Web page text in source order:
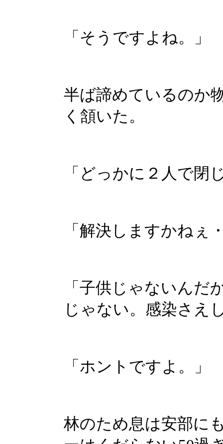
「そうですよね。」
半ば諦めているのか
く頷いた。
「どっかに２人で閉
「解決しますかねぇ
「子供じゃないんだ
じゃない。感染さえ
「ホントですよ。」
林のため息は安部に